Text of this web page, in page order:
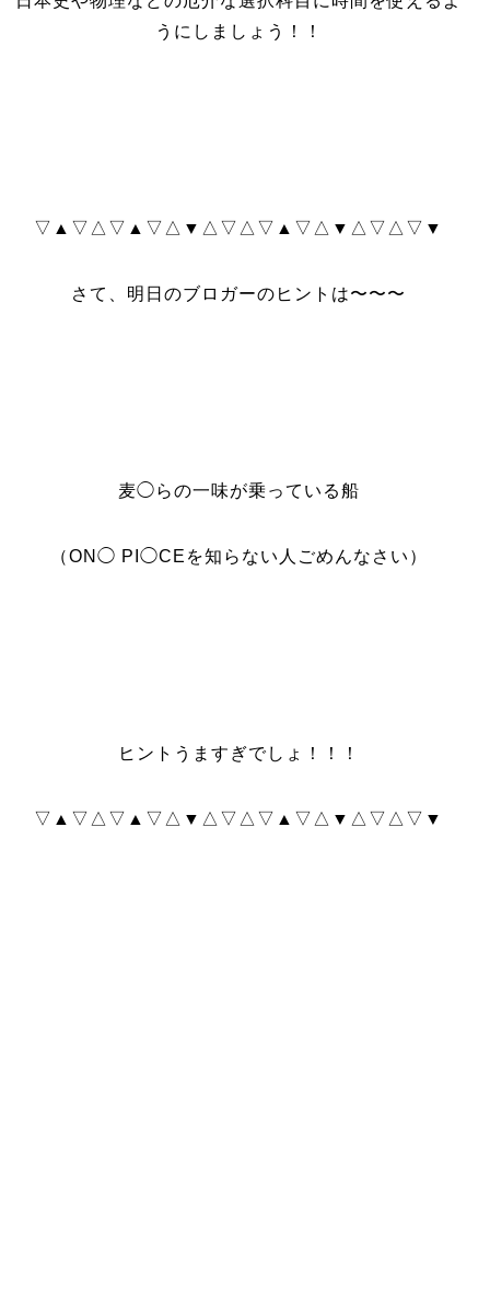
うにしましょう！！
▽▲▽△▽▲▽△▼△▽△▽▲▽△▼△▽△▽▼
さて、明日のブロガーのヒントは〜〜〜
麦◯らの一味が乗っている船
（ON◯ PI◯CEを知らない人ごめんなさい）
ヒントうますぎでしょ！！！
▽▲▽△▽▲▽△▼△▽△▽▲▽△▼△▽△▽▼